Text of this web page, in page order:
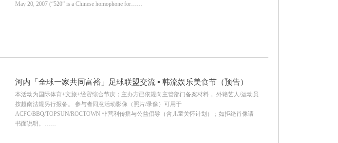
May 20, 2007 (“520” is a Chinese homophone for……
河内「全球一家共同富裕」足球联盟交流 ▪ 韩流娱乐美食节（预告）
本活动为国际体育+文旅+经贸综合节庆；主办方已依规向主管部门备案材料， 外籍艺人/运动员
按越南法规另行报备。 参与者同意活动影像（照片/录像）可用于
ACFC/BBQ/TOPSUN/ROCTOWN 非营利传播与公益倡导（含儿童关怀计划）；如拒绝肖像请
书面说明。……